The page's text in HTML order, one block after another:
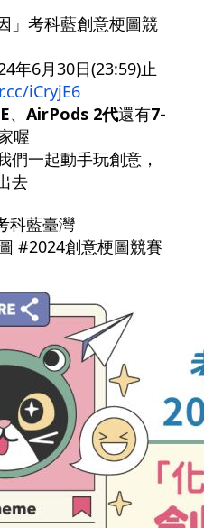
」考科藍創意梗圖競
年6月30日(23:59)止
iCryjE6
、AirPods 2代還有7-
喔
們一起動手玩創意，
去
科藍臺灣
#2024創意梗圖競賽